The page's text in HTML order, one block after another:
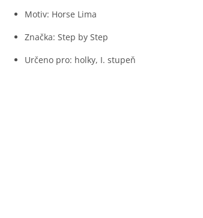
Motiv: Horse Lima
Značka: Step by Step
Určeno pro: holky, I. stupeň